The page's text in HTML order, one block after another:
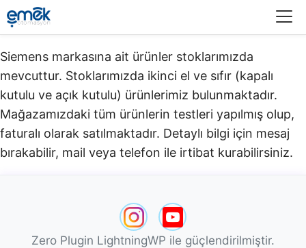
Siemens markasına ait ürünler stoklarımızda
mevcuttur. Stoklarımızda ikinci el ve sıfır (kapalı
kutulu ve açık kutulu) ürünlerimiz bulunmaktadır.​
Mağazamızdaki tüm ürünlerin testleri yapılmış olup,
faturalı olarak satılmaktadır. Detaylı bilgi için mesaj
bırakabilir, mail veya telefon ile irtibat kurabilirsiniz.
Zero Plugin LightningWP ile güçlendirilmiştir.